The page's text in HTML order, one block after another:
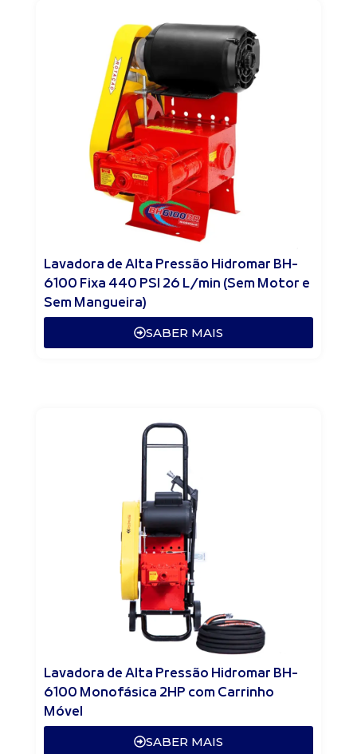
Lavadora de Alta Pressão Hidromar BH-
6100 Fixa 440 PSI 26 L/min (Sem Motor e
Sem Mangueira)
SABER MAIS
Lavadora de Alta Pressão Hidromar BH-
6100 Monofásica 2HP com Carrinho
Móvel
SABER MAIS